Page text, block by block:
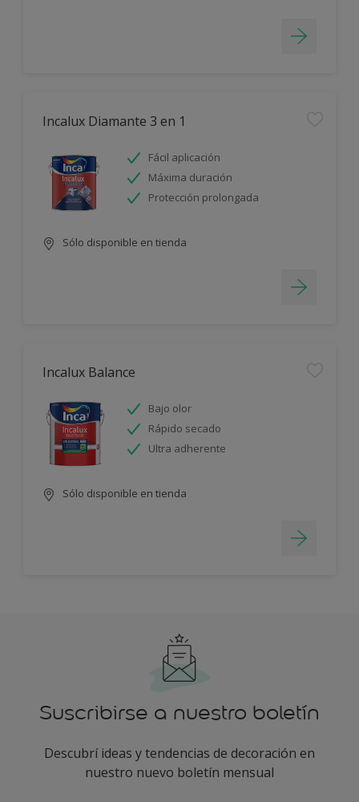
Incalux Diamante 3 en 1
Fácil aplicación
Máxima duración
Protección prolongada
Sólo disponible en tienda
Incalux Balance
Bajo olor
Rápido secado
Ultra adherente
Sólo disponible en tienda
Suscribirse a nuestro boletín
Descubrí ideas y tendencias de decoración en
nuestro nuevo boletín mensual